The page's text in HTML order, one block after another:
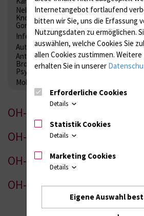
Nebenniere / Niere; Nebenschilddrüse
Knochen; Hypophyse / Wachstum;
Gonaden / Zyklus / Sterilität
Infektionsserologie
Allergiediagnostik
Autoimmundiagnostik
Antibiotika, Zystostatika,
Bronchospasmolytika, Antiepileptika,
Psychpharmaka
Molekulare Diagnostik
OH-1
OH-2
OH-3
OH-4
Internetangebot fortlaufend
bitten wir Sie, uns die Erfassung
Nutzungsdaten zu ermöglichen.
auswählen, welche Cookies Sie
allen Cookies zustimmen.
erhalten Sie in unserer
Erforderliche Cookies
Details
Statistik Cookies
Details
Marketing Cookies
Details
Eigene Auswahl